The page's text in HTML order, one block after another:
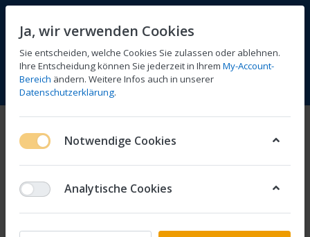
Menü Anmelden Vergleichen Wunschliste
Motorblock, Getriebe
Filtern Sortieren
Ja, wir verwenden Cookies
Sie entscheiden, welche Cookies Sie zulassen oder ablehnen.
Ihre Entscheidung können Sie jederzeit in Ihrem My-Account-
Bereich ändern. Weitere Infos auch in unserer
Datenschutzerklärung.
Notwendige Cookies
Analytische Cookies